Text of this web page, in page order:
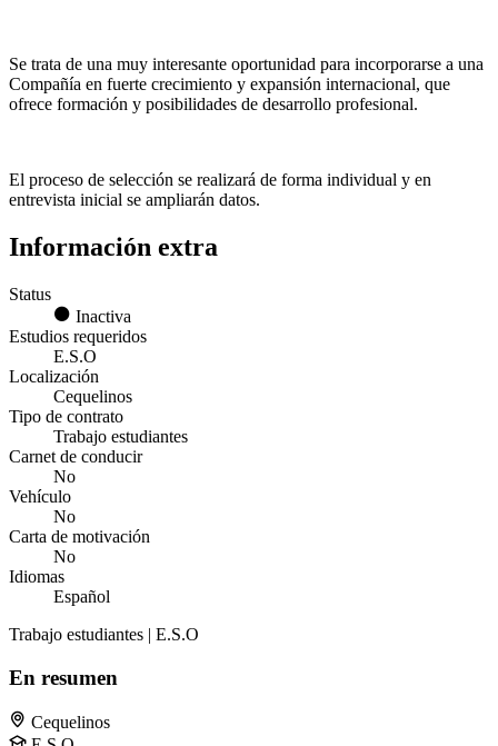
Se trata de una muy interesante oportunidad para incorporarse a una
Compañía en fuerte crecimiento y expansión internacional, que
ofrece formación y posibilidades de desarrollo profesional.
El proceso de selección se realizará de forma individual y en
entrevista inicial se ampliarán datos.
Información extra
Status
Inactiva
Estudios requeridos
E.S.O
Localización
Cequelinos
Tipo de contrato
Trabajo estudiantes
Carnet de conducir
No
Vehículo
No
Carta de motivación
No
Idiomas
Español
Trabajo estudiantes | E.S.O
En resumen
Cequelinos